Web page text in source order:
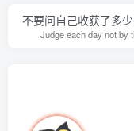
不要问自己收获了多
Judge each day not by